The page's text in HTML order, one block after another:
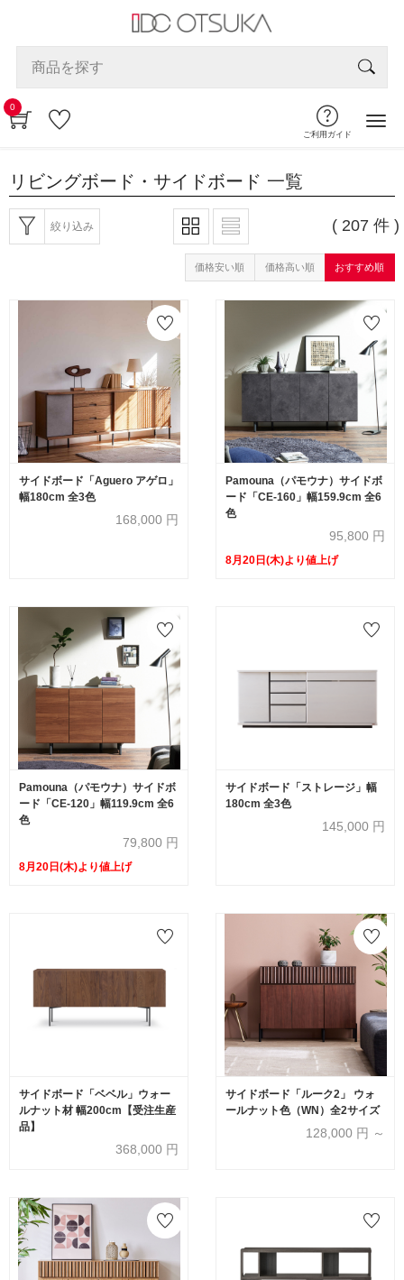
0
ご利用ガイド
リビングボード・サイドボード 一覧
絞り込み ( 207 件 )
価格安い順 価格高い順 おすすめ順
サイドボード「Aguero アゲロ」
幅180cm 全3色
168,000 円
Pamouna（パモウナ）サイドボ
ード「CE-160」幅159.9cm 全6
色
95,800 円
8月20日(木)より値上げ
Pamouna（パモウナ）サイドボ
ード「CE-120」幅119.9cm 全6
色
79,800 円
8月20日(木)より値上げ
サイドボード「ストレージ」幅
180cm 全3色
145,000 円
サイドボード「ベベル」ウォー
ルナット材 幅200cm【受注生産
品】
368,000 円
サイドボード「ルーク2」 ウォ
ールナット色（WN）全2サイズ
128,000 円 ～